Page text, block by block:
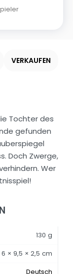
VERKAUFEN
Tochter des
gefunden
Doch Zwerge,
Wer
130 g
6 × 9,5 × 2,5 cm
Deutsch